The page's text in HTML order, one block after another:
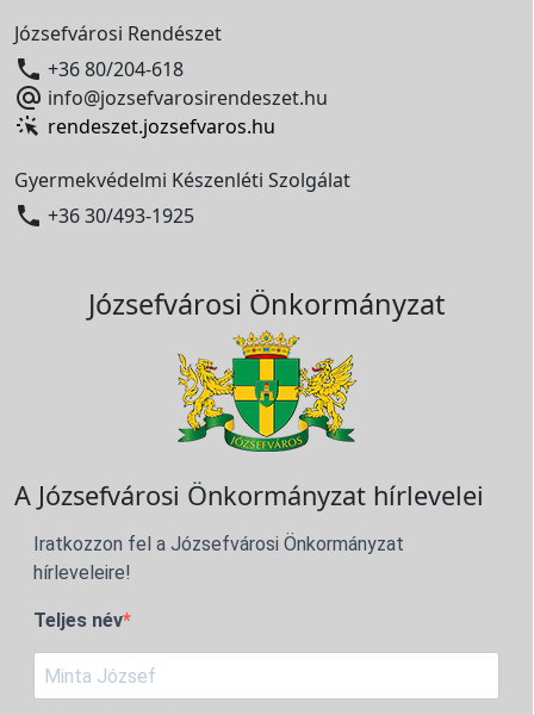
Józsefvárosi Rendészet
 +36 80/204-618
 info@jozsefvarosirendeszet.hu
rendeszet.jozsefvaros.hu
Gyermekvédelmi Készenléti Szolgálat
 +36 30/493-1925
Józsefvárosi Önkormányzat
A Józsefvárosi Önkormányzat hírlevelei
Iratkozzon fel a Józsefvárosi Önkormányzat
hírleveleire!
Teljes név